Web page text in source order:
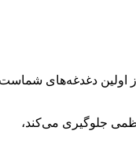
اولین دغدغه‌های
جلوگیری می‌کند،